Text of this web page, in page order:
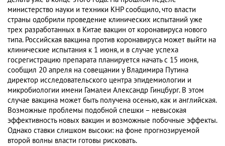
министерство науки и техники КНР сообщило, что власти
страны одобрили проведение клинических испытаний уже
трех разработанных в Китае вакцин от коронавируса нового
типа. Российская вакцина против коронавируса может выйти на
клинические испытания к 1 июня, и в случае успеха
госрегистрацию препарата планируется начать с 15 июня,
сообщил 20 апреля на совещании у Владимира Путина
директор исследовательского центра эпидемиологии и
микробиологии имени Гамалеи Александр Гинцбург. В этом
случае вакцина может быть получена осенью, как и английская.
Возможные проблемы подобной спешки – невысокая
эффективность новых вакцин и возможные побочные эффекты.
Однако ставки слишком высоки: на фоне прогнозируемой
второй волны власти готовы рисковать.